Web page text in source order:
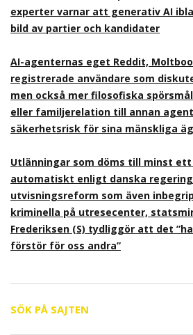
experter varnar att generativ AI
bild av partier och kandidater
AI-agenternas eget Reddit,
registrerade användare som
men också mer filosofiska
eller familjerelation till annan
säkerhetsrisk för sina mänskliga
Utlänningar som döms till minst
automatiskt enligt danska
utvisningsreform som även
kriminella på utresecenter,
Frederiksen (S) tydliggör att det
förstör för oss andra”
SÖK PÅ SAJTEN